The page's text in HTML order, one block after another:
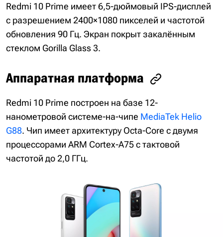
Redmi 10 Prime имеет 6,5-дюймовый IPS-дисплей
с разрешением 2400×1080 пикселей и частотой
обновления 90 Гц. Экран покрыт закалённым
стеклом Gorilla Glass 3.
Аппаратная платформа
Redmi 10 Prime построен на базе 12-
нанометровой системе-на-чипе MediaTek Helio
G88. Чип имеет архитектуру Octa-Core с двумя
процессорами ARM Cortex-A75 с тактовой
частотой до 2,0 ГГц.